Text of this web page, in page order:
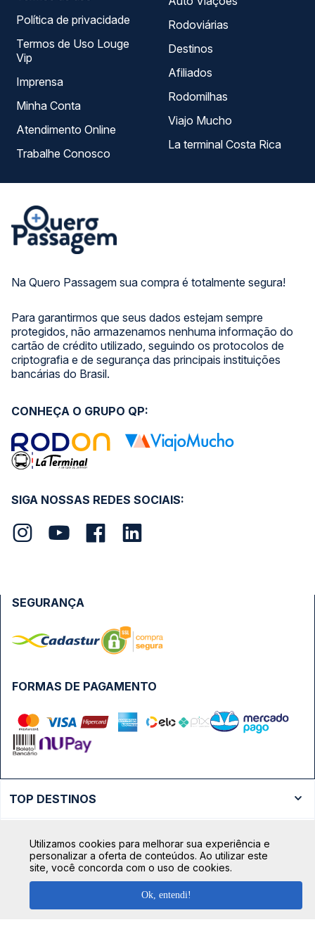
Na Quero Passagem sua compra é totalmente segura!
Para garantirmos que seus dados estejam sempre
protegidos, não armazenamos nenhuma informação do
cartão de crédito utilizado, seguindo os protocolos de
criptografia e de segurança das principais instituições
bancárias do Brasil.
Política de privacidade
Termos de Uso Louge
Vip
Imprensa
Minha Conta
Atendimento Online
Trabalhe Conosco
Rodoviárias
Destinos
Afiliados
Rodomilhas
Viajo Mucho
La terminal Costa Rica
SIGA NOSSAS REDES SOCIAIS:
CONHEÇA O GRUPO QP:
FORMAS DE PAGAMENTO
SEGURANÇA
TOP DESTINOS
Ônibus São Paulo
Ônibus Brasília
TOP VIAÇÕES
Passagens Cometa
Passagens Gontijo
Passagens 1001
TOP RODOVIÁRIAS
Utilizamos cookies para melhorar sua experiência e
personalizar a oferta de conteúdos. Ao utilizar este
site, você concorda com o uso de cookies.
Ok, entendi!